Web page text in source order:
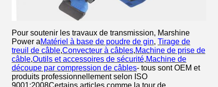
Pour soutenir les travaux de transmission, Marshine
Power aMatériel à base de poudre de gin, Tirage de
treuil de câble,Convecteur à câbles,Machine de prise de
câble,Outils et accessoires de sécurité,Machine de
découpe par compression de câbles- tous sont OEM et
produits professionnellement selon ISO
9001:2008Certains articles comme la tour de